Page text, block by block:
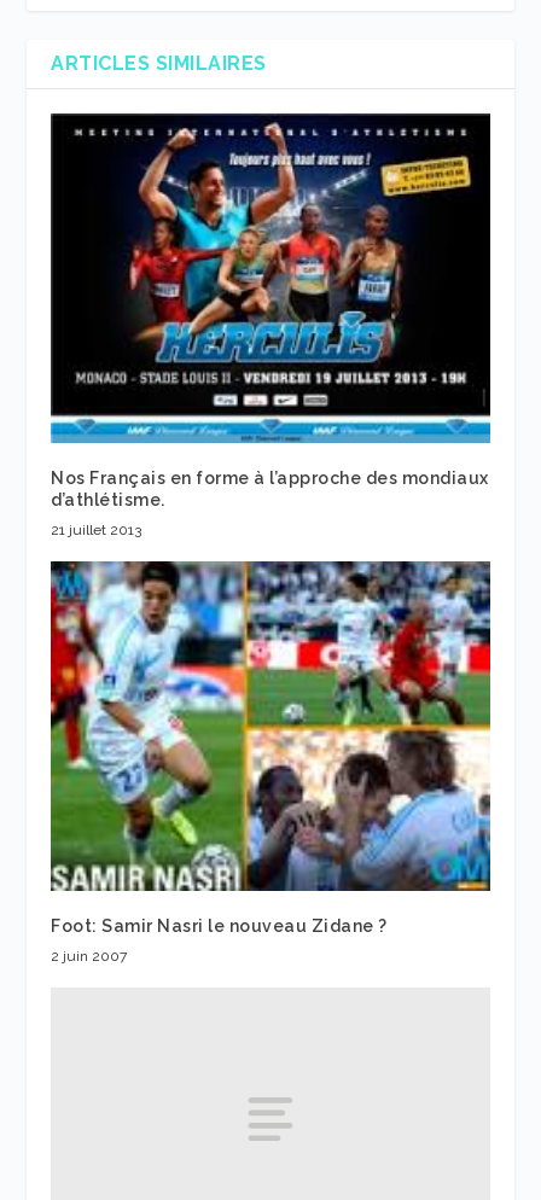
ARTICLES SIMILAIRES
Nos Français en forme à l’approche des mondiaux
d’athlétisme.
21 juillet 2013
Foot: Samir Nasri le nouveau Zidane ?
2 juin 2007